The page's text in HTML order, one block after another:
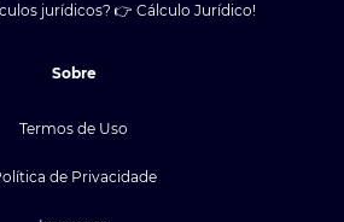
jurídicos? 👉 Cálculo Jurídico!
Sobre
Termos de Uso
de Privacidade